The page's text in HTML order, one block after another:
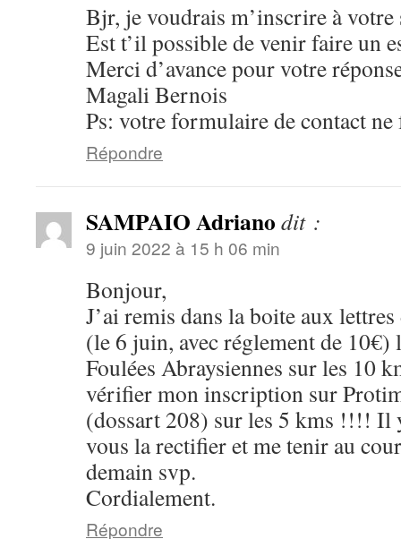
Bjr, je voudrais m’inscrire à votre
Est t’il possible de venir faire un
Merci d’avance pour votre
Magali Bernois
Ps: votre formulaire de contact
Répondre
SAMPAIO Adriano dit :
9 juin 2022 à 15 h 06 min
Bonjour,
J’ai remis dans la boite aux
(le 6 juin, avec réglement de
Foulées Abraysiennes sur les 10
vérifier mon inscription sur
(dossart 208) sur les 5 kms !!!! Il
vous la rectifier et me tenir au
demain svp.
Cordialement.
Répondre